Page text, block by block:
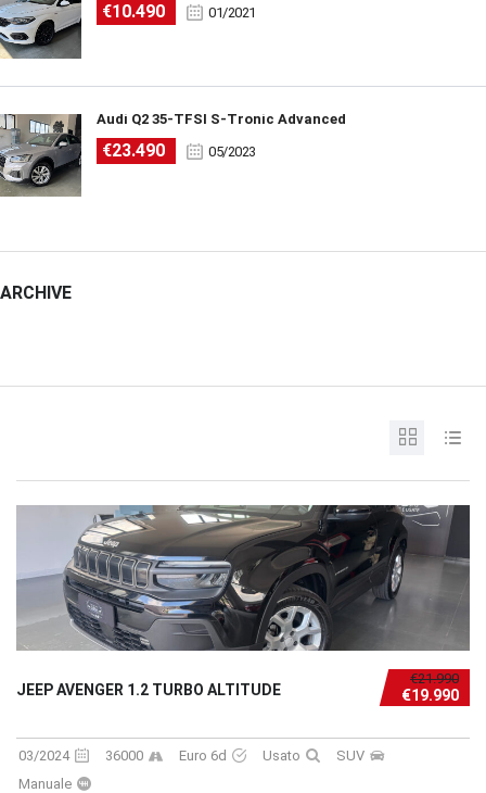
€10.490 01/2021
Audi Q2 35-TFSI S-Tronic Advanced
€23.490 05/2023
ARCHIVE
€21.990
€19.990
JEEP AVENGER 1.2 TURBO ALTITUDE
03/2024 36000 Euro 6d Usato
SUV
Manuale